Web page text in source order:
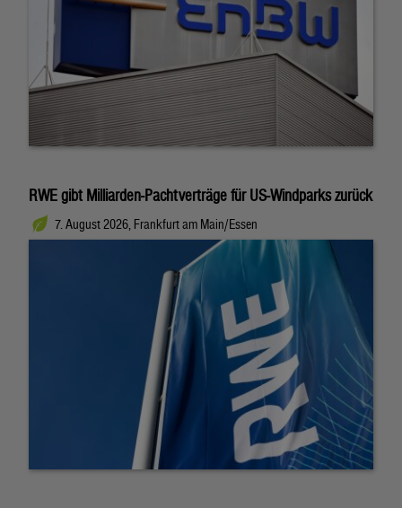
RWE gibt Milliarden-Pachtverträge für US-Windparks zurück
7. August 2026, Frankfurt am Main/Essen